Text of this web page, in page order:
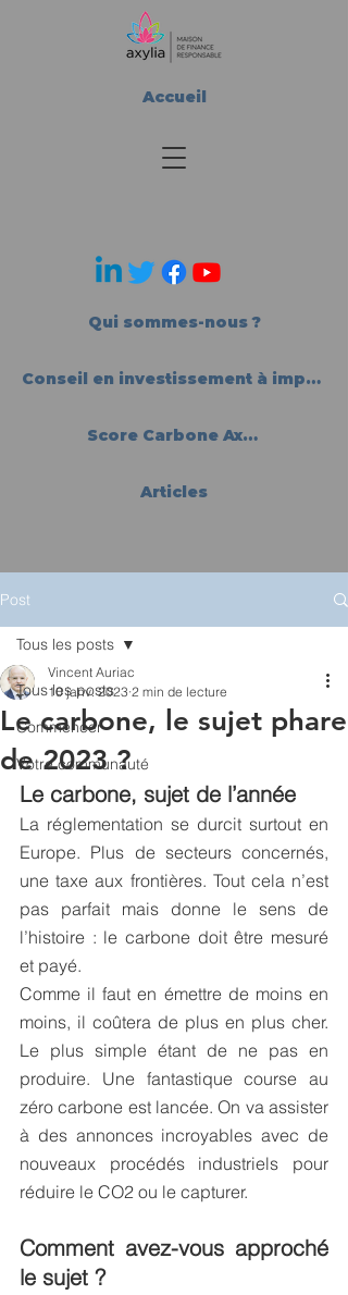
Accueil
Qui sommes-nous ?
Conseil en investissement à impact
Score Carbone Axylia®
Articles
Post
Tous les posts
Commencer
Votre communauté
Tous les posts
Le carbone, le sujet phare
de 2023 ?
Vincent Auriac
10 janv. 2023 2 min de lecture
Le carbone, sujet de l’année
La réglementation se durcit surtout en
Europe. Plus de secteurs concernés,
une taxe aux frontières. Tout cela n’est
pas parfait mais donne le sens de
l’histoire : le carbone doit être mesuré
et payé.
Comme il faut en émettre de moins en
moins, il coûtera de plus en plus cher.
Le plus simple étant de ne pas en
produire. Une fantastique course au
zéro carbone est lancée. On va assister
à des annonces incroyables avec de
nouveaux procédés industriels pour
réduire le CO2 ou le capturer.
Comment avez-vous approché
le sujet ?